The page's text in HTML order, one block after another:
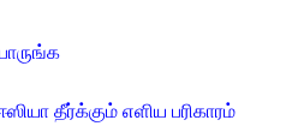
தீர்க்கும் எளிய பரிகாரம்